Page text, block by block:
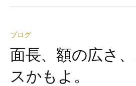
ブログ
面長、額の広さ
スかもよ。